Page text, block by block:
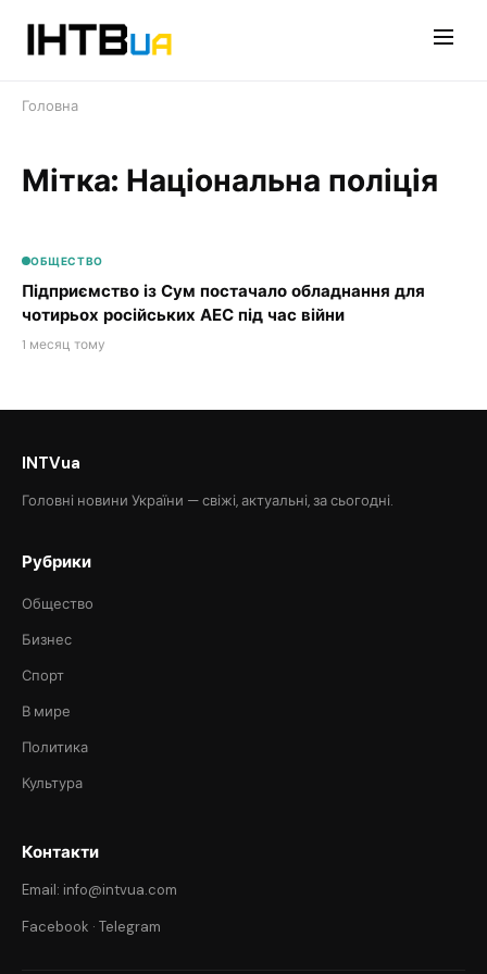
Головна
Мітка: Національна поліція
ОБЩЕСТВО
Підприємство із Сум постачало обладнання для
чотирьох російських АЕС під час війни
1 месяц тому
INTVua
Головні новини України — свіжі, актуальні, за сьогодні.
Рубрики
Общество
Бизнес
Спорт
В мире
Политика
Культура
Контакти
Email: info@intvua.com
Facebook · Telegram